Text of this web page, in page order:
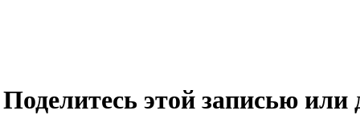
Поделитесь этой записью или